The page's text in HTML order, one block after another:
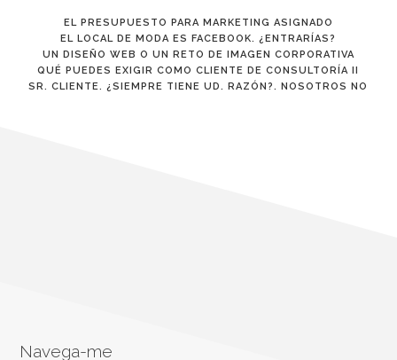
EL PRESUPUESTO PARA MARKETING ASIGNADO
EL LOCAL DE MODA ES FACEBOOK. ¿ENTRARÍAS?
UN DISEÑO WEB O UN RETO DE IMAGEN CORPORATIVA
QUÉ PUEDES EXIGIR COMO CLIENTE DE CONSULTORÍA II
SR. CLIENTE. ¿SIEMPRE TIENE UD. RAZÓN?. NOSOTROS NO
Navega-me